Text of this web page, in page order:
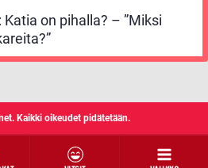
on pihalla? – ”Miksi
Kaikki oikeudet pidätetään.